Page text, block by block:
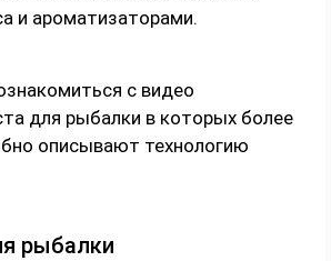
и ароматизаторами.
с видео
для рыбалки в которых более
описывают технологию
рыбалки